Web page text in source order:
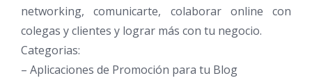
networking, comunicarte, colaborar online con
colegas y clientes y lograr más con tu negocio.
Categorias:
– Aplicaciones de Promoción para tu Blog